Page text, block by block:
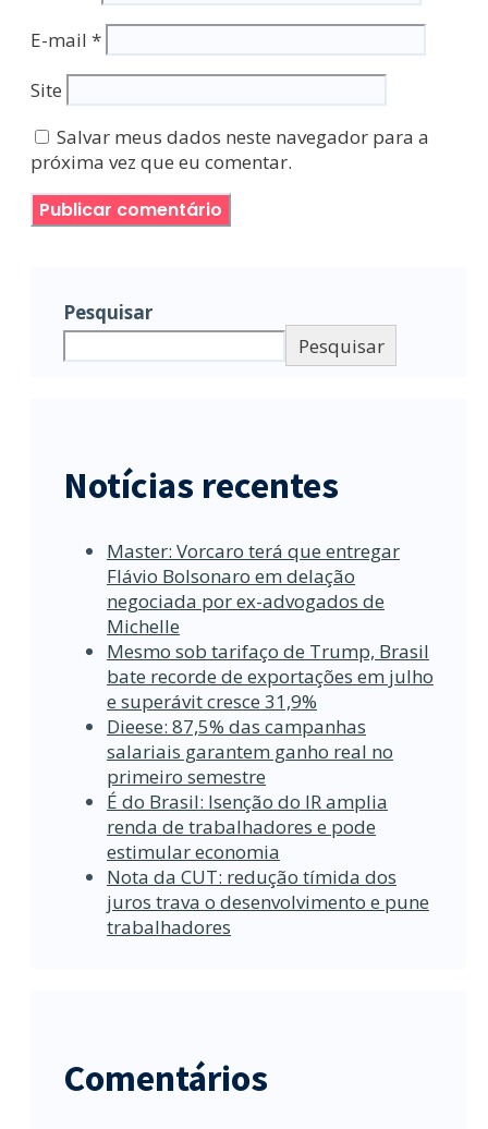
E-mail *
Site
Salvar meus dados neste navegador para a
próxima vez que eu comentar.
Pesquisar
Pesquisar
Notícias recentes
Master: Vorcaro terá que entregar
Flávio Bolsonaro em delação
negociada por ex-advogados de
Michelle
Mesmo sob tarifaço de Trump, Brasil
bate recorde de exportações em julho
e superávit cresce 31,9%
Dieese: 87,5% das campanhas
salariais garantem ganho real no
primeiro semestre
É do Brasil: Isenção do IR amplia
renda de trabalhadores e pode
estimular economia
Nota da CUT: redução tímida dos
juros trava o desenvolvimento e pune
trabalhadores
Comentários